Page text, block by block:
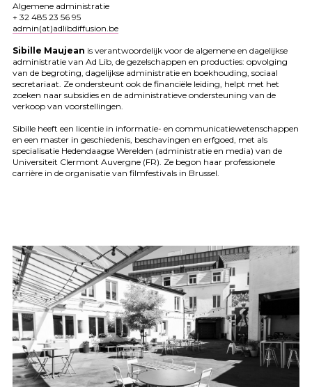
Algemene administratie
+ 32 485 23 56 95
admin(at)adlibdiffusion.be
Sibille Maujean is verantwoordelijk voor de algemene en dagelijkse
administratie van Ad Lib, de gezelschappen en producties: opvolging
van de begroting, dagelijkse administratie en boekhouding, sociaal
secretariaat. Ze ondersteunt ook de financiële leiding, helpt met het
zoeken naar subsidies en de administratieve ondersteuning van de
verkoop van voorstellingen.
Sibille heeft een licentie in informatie- en communicatiewetenschappen
en een master in geschiedenis, beschavingen en erfgoed, met als
specialisatie Hedendaagse Werelden (administratie en media) van de
Universiteit Clermont Auvergne (FR). Ze begon haar professionele
carrière in de organisatie van filmfestivals in Brussel.